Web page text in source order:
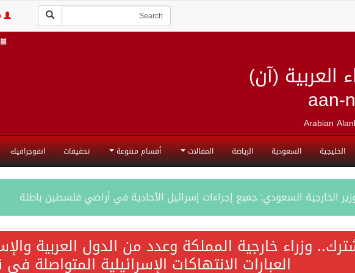
العربية (آن)
aan-
Arabian
الخليجية السعودية الرياضة المقالات أقسام متنوعة تحقيقات انفوجرافيك
الخارجية السعودي: جميع إجراءات إسرائيل الأحادية في أراضي فلسطين باطلة
تحقق 97.35% في الحوكمة وتُصنف ضمن الكيانات متناهية الكبر وتحصد شهادة الآيزو للعام الثالث على التوالي
وزراء خارجية المملكة وعدد من الدول العربية
العبارات الانتهاكات الإسرائيلية المتواصلة